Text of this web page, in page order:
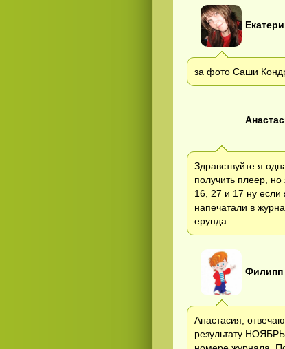
за фото Саши
Здравствуйте я
получить плеер,
16, 27 и 17 ну
напечатали в
ерунда.
Филипп
Анастасия,
результату